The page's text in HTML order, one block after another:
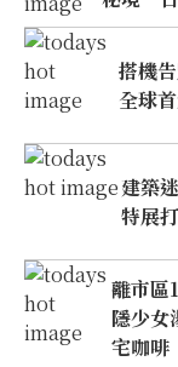
搭機
全球
建築
特展
離市區
隱少女
宅咖啡